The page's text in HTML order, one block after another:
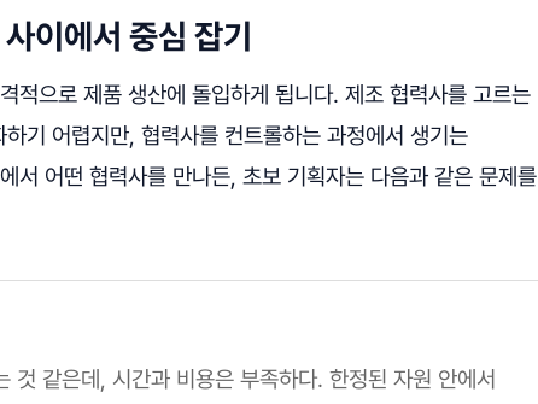
이에서 중심 잡기
적으로 제품 생산에 돌입하게 됩니다. 제조 협력사를 고르는
기 어렵지만, 협력사를 컨트롤하는 과정에서 생기는
서 어떤 협력사를 만나든, 초보 기획자는 다음과 같은 문제를
것 같은데, 시간과 비용은 부족하다. 한정된 자원 안에서